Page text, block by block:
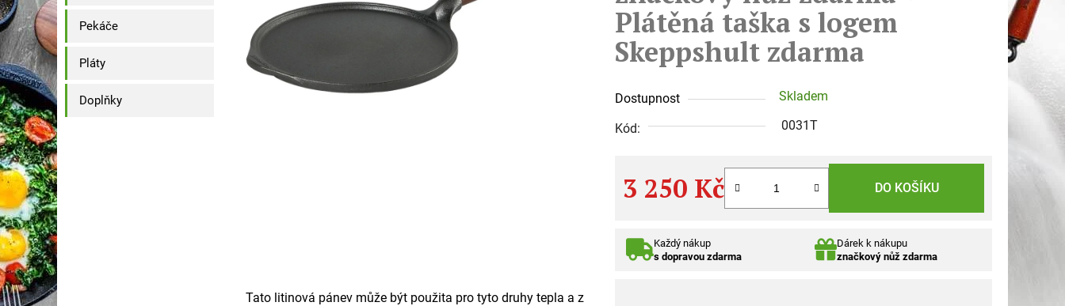
Pekáče
Pláty
Doplňky
Plátěná taška s logem
Skeppshult zdarma
Dostupnost Skladem
Kód: 0031T
3 250 Kč DO KOŠÍKU
Každý nákup
s dopravou zdarma
Dárek k nákupu
značkový nůž zdarma
Tato litinová pánev může být použita pro tyto druhy tepla a z